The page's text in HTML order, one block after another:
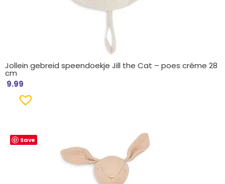
Jollein gebreid speendoekje Jill the Cat – poes créme 28
cm
9.99
Save